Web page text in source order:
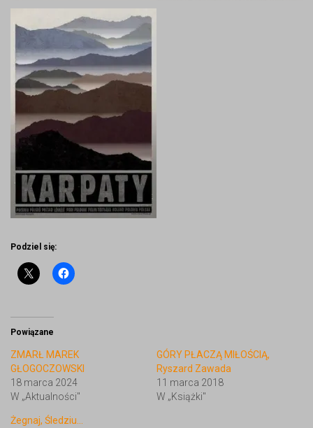
Podziel się:
Powiązane
ZMARŁ MAREK
GŁOGOCZOWSKI
18 marca 2024
W „Aktualności"
GÓRY PŁACZĄ MIŁOŚCIĄ,
Ryszard Zawada
11 marca 2018
W „Książki"
Żegnaj, Śledziu…